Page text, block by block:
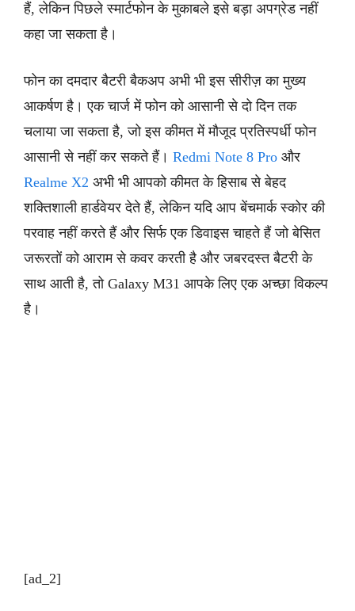
हैं, लेकिन पिछले स्मार्टफोन के मुकाबले इसे बड़ा अपग्रेड नहीं
कहा जा सकता है।
फोन का दमदार बैटरी बैकअप अभी भी इस सीरीज़ का मुख्य
आकर्षण है। एक चार्ज में फोन को आसानी से दो दिन तक
चलाया जा सकता है, जो इस कीमत में मौजूद प्रतिस्पर्धी फोन
आसानी से नहीं कर सकते हैं। Redmi Note 8 Pro और
Realme X2 अभी भी आपको कीमत के हिसाब से बेहद
शक्तिशाली हार्डवेयर देते हैं, लेकिन यदि आप बेंचमार्क स्कोर की
परवाह नहीं करते हैं और सिर्फ एक डिवाइस चाहते हैं जो बेसित
जरूरतों को आराम से कवर करती है और जबरदस्त बैटरी के
साथ आती है, तो Galaxy M31 आपके लिए एक अच्छा विकल्प
है।
[ad_2]